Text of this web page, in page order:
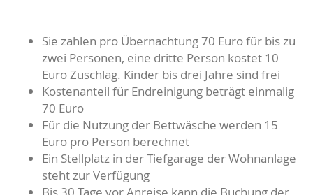
Sie zahlen pro Übernachtung 70 Euro für bis zu
zwei Personen, eine dritte Person kostet 10
Euro Zuschlag. Kinder bis drei Jahre sind frei
Kostenanteil für Endreinigung beträgt einmalig
70 Euro
Für die Nutzung der Bettwäsche werden 15
Euro pro Person berechnet
Ein Stellplatz in der Tiefgarage der Wohnanlage
steht zur Verfügung